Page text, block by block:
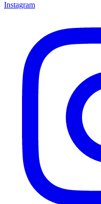
Instagram